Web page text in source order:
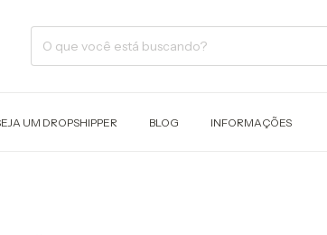
UM DROPSHIPPER BLOG INFORMAÇÕES